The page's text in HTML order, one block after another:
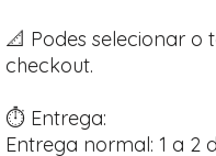
📐 Podes selecionar
checkout.
⏱️ Entrega:
Entrega normal: 1 a 2